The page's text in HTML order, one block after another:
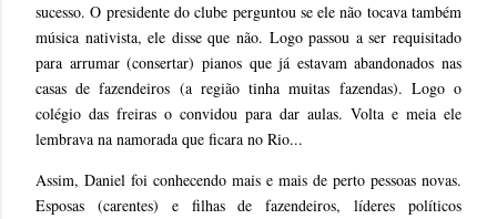
sucesso. O presidente do clube perguntou se ele não tocava também
música nativista, ele disse que não. Logo passou a ser requisitado
para arrumar (consertar) pianos que já estavam abandonados nas
casas de fazendeiros (a região tinha muitas fazendas). Logo o
colégio das freiras o convidou para dar aulas. Volta e meia ele
lembrava na namorada que ficara no Rio...
Assim, Daniel foi conhecendo mais e mais de perto pessoas novas.
Esposas (carentes) e filhas de fazendeiros, líderes políticos